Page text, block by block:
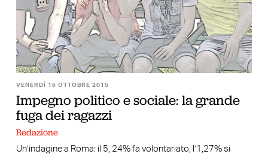
VENERDÌ 16 OTTOBRE 2015
Impegno politico e sociale: la grande
fuga dei ragazzi
Redazione
Un’indagine a Roma: il 5, 24% fa volontariato, l’1,27% si